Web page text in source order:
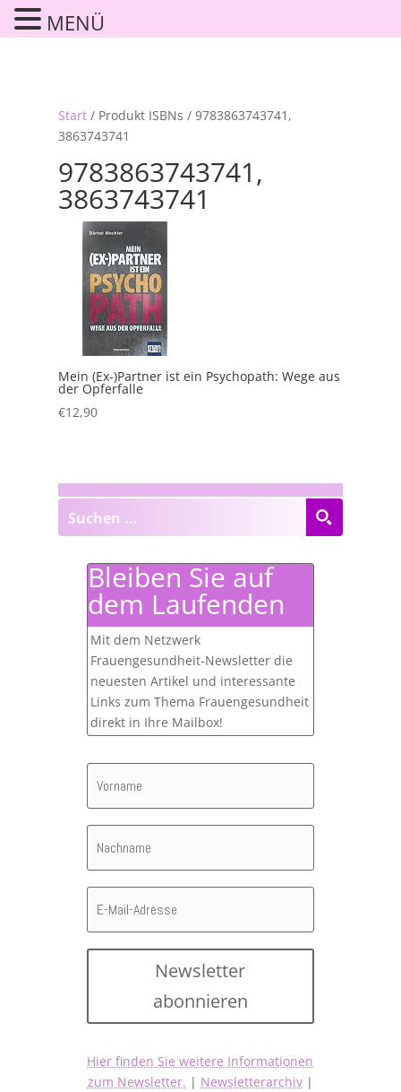
Start/ Produkt ISBNs / 9783863743741,
3863743741
9783863743741,
3863743741
Mein (Ex-)Partner ist ein Psychopath: Wege aus
der Opferfalle
€12,90
Bleiben Sie auf
dem Laufenden
Mit dem Netzwerk
Frauengesundheit-Newsletter die
neuesten Artikel und interessante
Links zum Thema Frauengesundheit
direkt in Ihre Mailbox!
Newsletter
abonnieren
Hier finden Sie weitere Informationen
zum Newsletter. | Newsletterarchiv|
MENÜ